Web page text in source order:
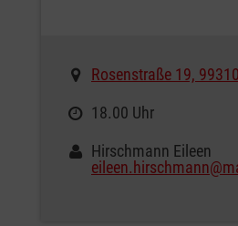
Rosenstraße 19,
18.00 Uhr
Hirschmann Eileen